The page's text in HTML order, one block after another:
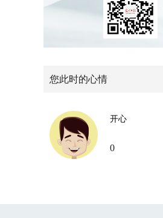
您此时的心情
开心
0